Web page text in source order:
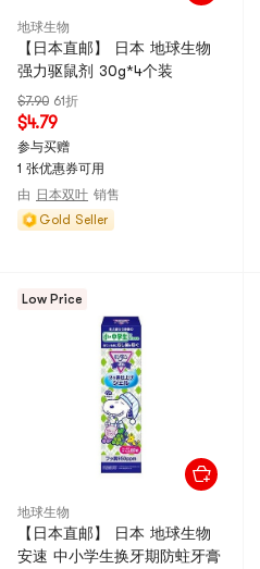
地球生物
【日本直邮】 日本 地球生物
强力驱鼠剂 30g*4个装
$7.90 61折
$4.79
参与买赠
1 张优惠券可用
由 日本双叶 销售
Gold Seller
Low Price
地球生物
【日本直邮】 日本 地球生物
安速 中小学生换牙期防蛀牙膏